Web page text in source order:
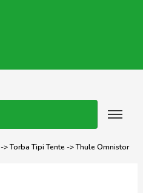
->Torba Tipi Tente -> Thule Omnistor